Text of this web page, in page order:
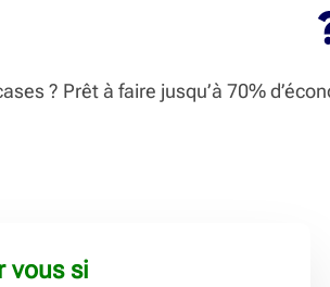
? Prêt à faire jusqu’à 70%
vous si